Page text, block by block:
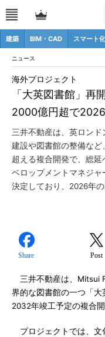
建築 BIM・CAD スマート
ニュース
「大英図書館」
2000億円超で
海外プロジェクト
三井不動産は、英ロン
建設や図書館の整備な
超える複合開発で、総
ベロップメントマネジ
決定しており、2026年
Share Post
三井不動産は、Mitsui
界的な図書館の一つ「大
2032年竣工予定の複合
プロジェクトでは、文